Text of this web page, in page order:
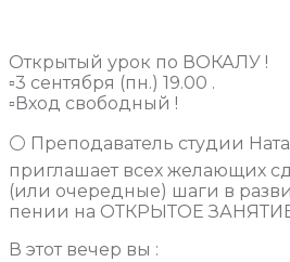
Открытый урок по ВОКАЛУ !
▫3 сентября (пн.) 19.00 .
▫Вход свободный !
⚪ Преподаватель студии
приглашает всех желающих
(или очередные) шаги в
пении на ОТКРЫТОЕ ЗАНЯТИЕ
В этот вечер вы :